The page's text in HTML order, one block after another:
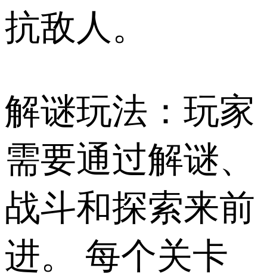
抗敌人。
解谜玩法：玩家
需要通过解谜、
战斗和探索来前
进。 每个关卡